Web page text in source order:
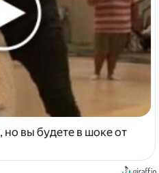
но вы будете в шоке от